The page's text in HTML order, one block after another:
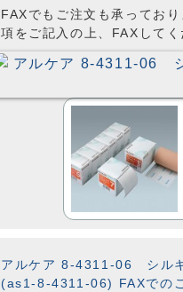
FAXでもご注文も承ってお
項をご記入の上、FAXして
アルケア 8-4311-06 シル
(as1-8-4311-06) FAXでの